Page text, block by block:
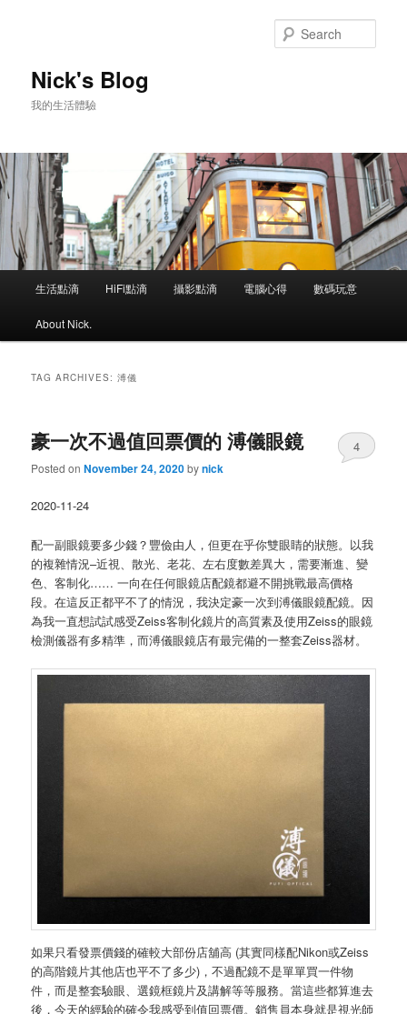
Nick's Blog
我的生活體驗
生活點滴 HiFi點滴 攝影點滴 電腦心得 數碼玩意
About Nick.
TAG ARCHIVES:溥儀
豪一次不過值回票價的 溥儀眼鏡
Posted onNovember 24, 2020bynick
4
2020-11-24
配一副眼鏡要多少錢？豐儉由人，但更在乎你雙眼睛的狀態。以我
的複雜情況–近視、散光、老花、左右度數差異大，需要漸進、變
色、客制化…… 一向在任何眼鏡店配鏡都避不開挑戰最高價格
段。在這反正都平不了的情況，我決定豪一次到溥儀眼鏡配鏡。因
為我一直想試試感受Zeiss客制化鏡片的高質素及使用Zeiss的眼鏡
檢測儀器有多精準，而溥儀眼鏡店有最完備的一整套Zeiss器材。
如果只看發票價錢的確較大部份店舖高 (其實同樣配Nikon或Zeiss
的高階鏡片其他店也平不了多少)，不過配鏡不是單單買一件物
件，而是整套驗眼、選鏡框鏡片及講解等等服務。當這些都算進去
後，今天的經驗的確令我感受到值回票價。銷售員本身就是視光師